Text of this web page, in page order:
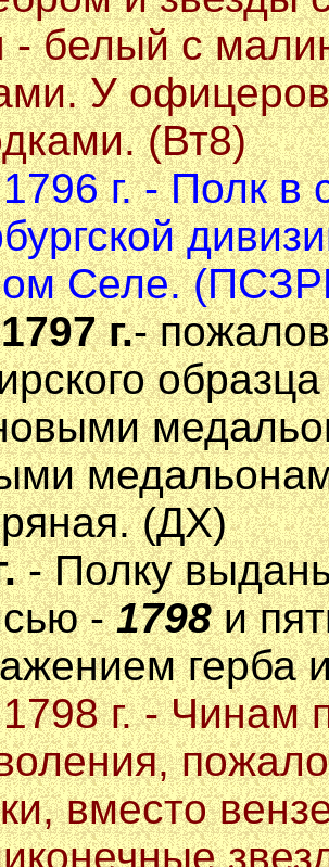
- белый с
У
(Вт8)
г. - Полк в
Селе.
г.-
(ДХ)
- Полку
-1798и
герба
г. - Чинам
вместо